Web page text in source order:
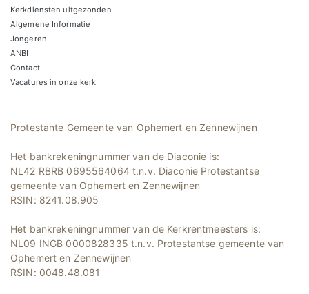
Kerkdiensten uitgezonden
Algemene Informatie
Jongeren
ANBI
Contact
Vacatures in onze kerk
Protestante Gemeente van Ophemert en Zennewijnen
Het bankrekeningnummer van de Diaconie is:
NL42 RBRB 0695564064 t.n.v. Diaconie Protestantse
gemeente van Ophemert en Zennewijnen
RSIN: 8241.08.905
Het bankrekeningnummer van de Kerkrentmeesters is:
NL09 INGB 0000828335 t.n.v. Protestantse gemeente van
Ophemert en Zennewijnen
RSIN: 0048.48.081